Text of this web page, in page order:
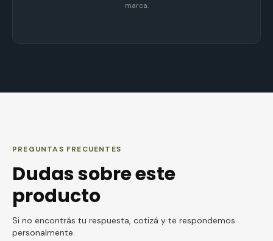
marca.
PREGUNTAS FRECUENTES
Dudas sobre este
producto
Si no encontrás tu respuesta, cotizá y te respondemos
personalmente.